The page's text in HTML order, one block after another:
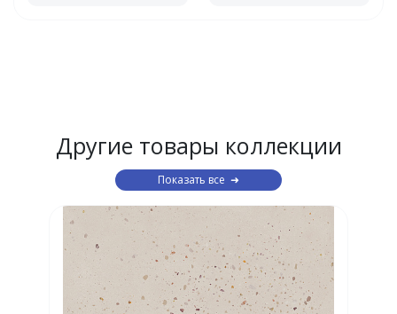
Другие товары коллекции
Показать все